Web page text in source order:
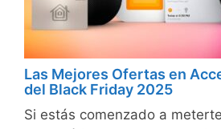
Las Mejores Ofertas en
del Black Friday 2025
Si estás comenzado a